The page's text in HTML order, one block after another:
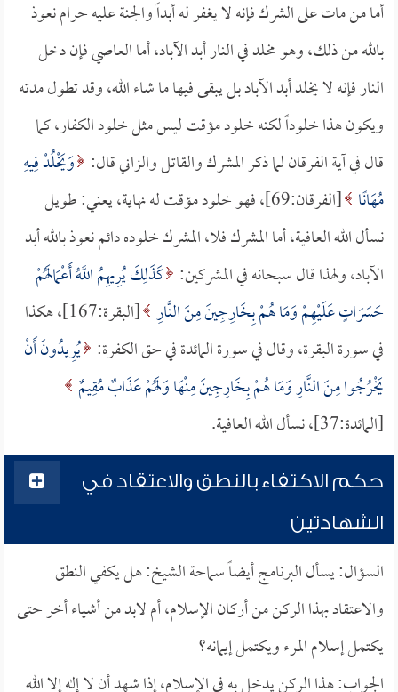
أما من مات على الشرك فإنه لا يغفر له أبداً والجنة عليه حرام نعوذ
بالله من ذلك، وهو مخلد في النار أبد الآباد، أما العاصي فإن دخل
النار فإنه لا يخلد أبد الآباد بل يبقى فيها ما شاء الله، وقد تطول مدته
ويكون هذا خلوداً لكنه خلود مؤقت ليس مثل خلود الكفار، كما
قال في آية الفرقان لما ذكر المشرك والقاتل والزاني قال: وَيَخْلُدْ فِيهِ
مُهَانًا
[الفرقان:69]، فهو خلود مؤقت له نهاية، يعني: طويل
نسأل الله العافية، أما المشرك فلا، المشرك خلوده دائم نعوذ بالله أبد
الآباد، ولهذا قال سبحانه في المشركين: كَذَلِكَ يُرِيهِمُ اللَّهُ أَعْمَالَهُمْ
حَسَرَاتٍ عَلَيْهِمْ وَمَا هُمْ بِخَارِجِينَ مِنَ النَّارِ
[البقرة:167]، هكذا
في سورة البقرة، وقال في سورة المائدة في حق الكفرة: يُرِيدُونَ أَنْ
يَخْرُجُوا مِنَ النَّارِ وَمَا هُمْ بِخَارِجِينَ مِنْهَا وَلَهُمْ عَذَابٌ مُقِيمٌ
[المائدة:37]، نسأل الله العافية.
حكم الاكتفاء بالنطق والاعتقاد في
الشهادتين
السؤال: يسأل البرنامج أيضاً سماحة الشيخ: هل يكفي النطق
والاعتقاد بهذا الركن من أركان الإسلام، أم لابد من أشياء أخر حتى
يكتمل إسلام المرء ويكتمل إيمانه؟